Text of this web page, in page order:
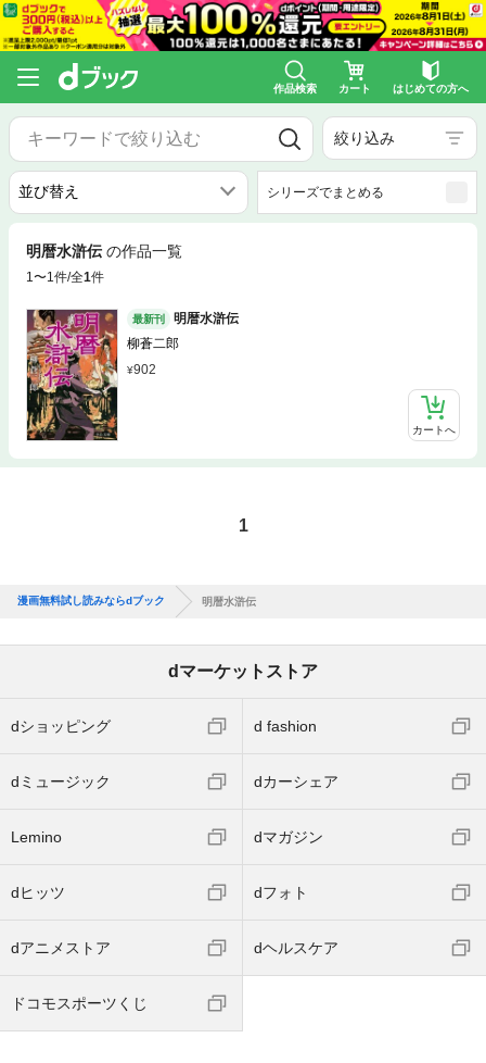
作品検索 カート はじめての方へ
絞り込み
シリーズでまとめる
明暦水滸伝 の作品一覧
1〜1件/全1件
最新刊
明暦水滸伝
柳蒼二郎
902
カートへ
1
漫画無料試し読みならdブック 明暦水滸伝
dマーケットストア
dショッピング d fashion
dミュージック dカーシェア
Lemino dマガジン
dヒッツ dフォト
dアニメストア dヘルスケア
ドコモスポーツくじ